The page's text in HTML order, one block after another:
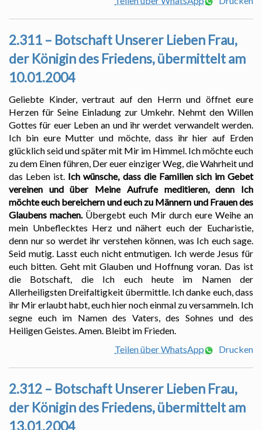
2.311 – Botschaft Unserer Lieben Frau,
der Königin des Friedens, übermittelt am
10.01.2004
Geliebte Kinder, vertraut auf den Herrn und öffnet eure
Herzen für Seine Einladung zur Umkehr. Nehmt den Willen
Gottes für euer Leben an und ihr werdet verwandelt werden.
Ich bin eure Mutter und möchte, dass ihr hier auf Erden
glücklich seid und später mit Mir im Himmel. Ich möchte euch
zu dem Einen führen, Der euer einziger Weg, die Wahrheit und
das Leben ist. Ich wünsche, dass die Familien sich im Gebet
vereinen und über Meine Aufrufe meditieren, denn Ich
möchte euch bereichern und euch zu Männern und Frauen des
Glaubens machen. Übergebt euch Mir durch eure Weihe an
mein Unbeflecktes Herz und nähert euch der Eucharistie,
denn nur so werdet ihr verstehen können, was Ich euch sage.
Seid mutig. Lasst euch nicht entmutigen. Ich werde Jesus für
euch bitten. Geht mit Glauben und Hoffnung voran. Das ist
die Botschaft, die Ich euch heute im Namen der
Allerheiligsten Dreifaltigkeit übermittle. Ich danke euch, dass
ihr Mir erlaubt habt, euch hier noch einmal zu versammeln. Ich
segne euch im Namen des Vaters, des Sohnes und des
Heiligen Geistes. Amen. Bleibt im Frieden.
Teilen über WhatsApp
Drucken
2.312 – Botschaft Unserer Lieben Frau,
der Königin des Friedens, übermittelt am
13.01.2004